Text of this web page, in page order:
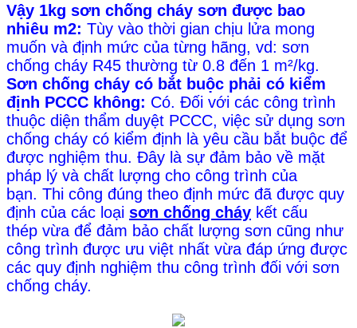
Vậy 1kg sơn chống cháy sơn được bao
nhiêu m2: Tùy vào thời gian chịu lửa mong
muốn và định mức của từng hãng, vd: sơn
chống cháy R45 thường từ 0.8 đến 1 m²/kg.
Sơn chống cháy có bắt buộc phải có kiểm
định PCCC không: Có. Đối với các công trình
thuộc diện thẩm duyệt PCCC, việc sử dụng sơn
chống cháy có kiểm định là yêu cầu bắt buộc để
được nghiệm thu. Đây là sự đảm bảo về mặt
pháp lý và chất lượng cho công trình của
bạn. Thi công đúng theo định mức đã được quy
định của các loại sơn chống cháy kết cấu
thép vừa để đảm bảo chất lượng sơn cũng như
công trình được ưu việt nhất vừa đáp ứng được
các quy định nghiệm thu công trình đối với sơn
chống cháy.